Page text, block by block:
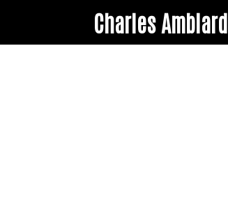
Charles Amblard